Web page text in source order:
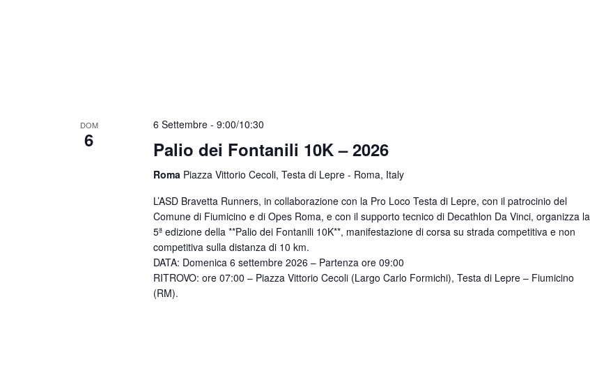
DOM
6
6 Settembre - 9:00/10:30
Palio dei Fontanili 10K – 2026
Roma Piazza Vittorio Cecoli, Testa di Lepre - Roma, Italy
L’ASD Bravetta Runners, in collaborazione con la Pro Loco Testa di Lepre, con il patrocinio del
Comune di Fiumicino e di Opes Roma, e con il supporto tecnico di Decathlon Da Vinci, organizza la
5ª edizione della **Palio dei Fontanili 10K**, manifestazione di corsa su strada competitiva e non
competitiva sulla distanza di 10 km.
DATA: Domenica 6 settembre 2026 – Partenza ore 09:00
RITROVO: ore 07:00 – Piazza Vittorio Cecoli (Largo Carlo Formichi), Testa di Lepre – Fiumicino
(RM).